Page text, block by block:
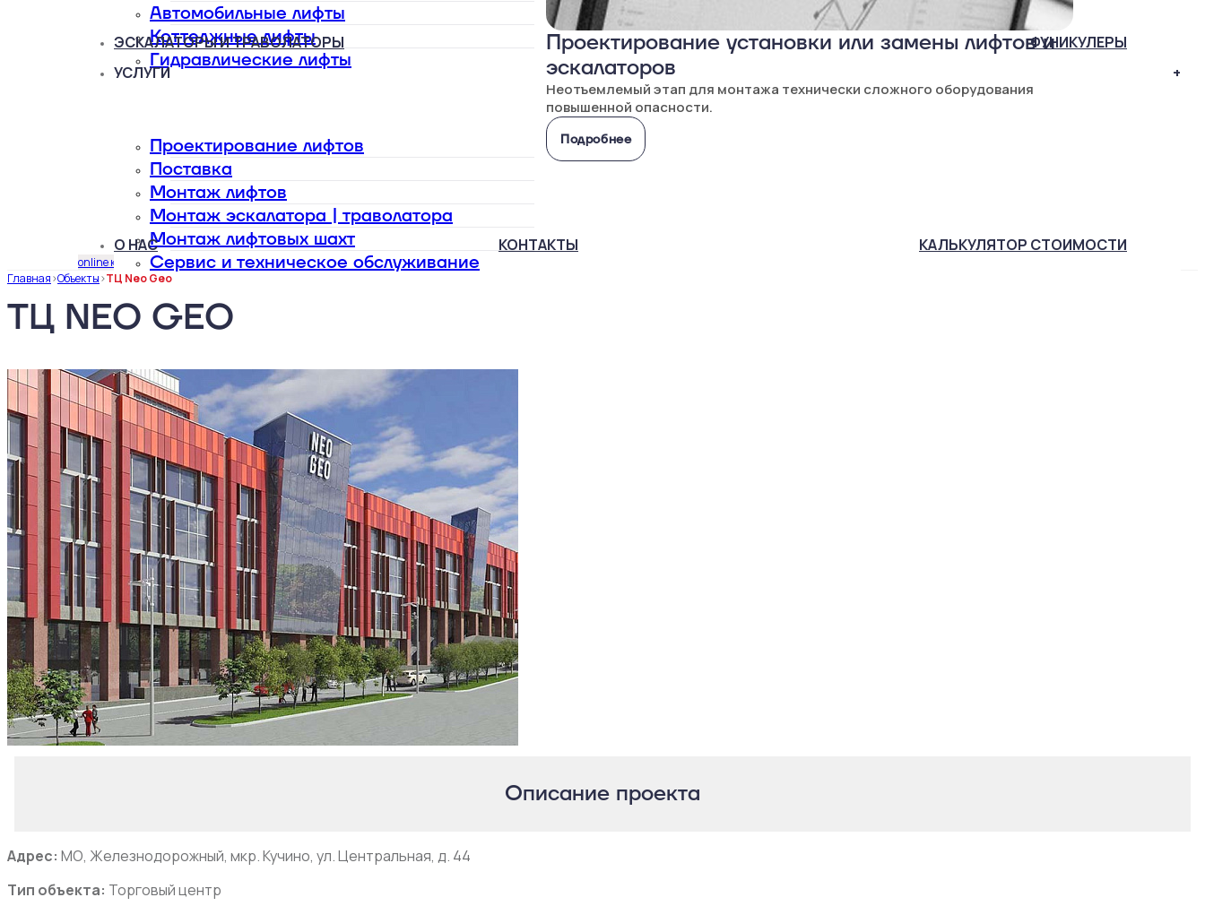
Проектирование установки или замены лифтов и
эскалаторов
Неотъемлемый этап для монтажа технически сложного оборудования
повышенной опасности.
Подробнее
Автомобильные лифты
Коттеджные лифты
Гидравлические лифты
ЭСКАЛАТОРЫ И ТРАВОЛАТОРЫ
ФУНИКУЛЕРЫ
УСЛУГИ
+
Проектирование лифтов
Поставка
Монтаж лифтов
Монтаж эскалатора | траволатора
Монтаж лифтовых шахт
Сервис и техническое обслуживание
О НАС КОНТАКТЫ КАЛЬКУЛЯТОР СТОИМОСТИ
online калькулятор
Главная>Объекты>ТЦ Neo Geo
ТЦ NEO GEO
Описание проекта
Адрес: МО, Железнодорожный, мкр. Кучино, ул. Центральная, д. 44
Тип объекта: Торговый центр